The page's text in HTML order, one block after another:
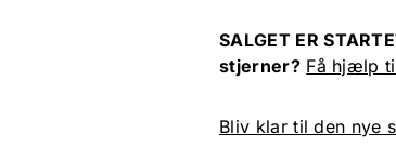
SALGET ER
stjerner? Få hjælp
Bliv klar til den nye